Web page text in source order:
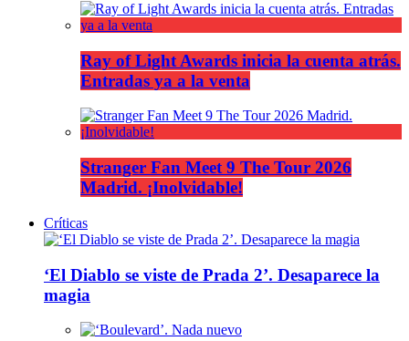
Ray of Light Awards inicia la cuenta atrás.
Entradas ya a la venta
Stranger Fan Meet 9 The Tour 2026
Madrid. ¡Inolvidable!
Críticas
‘El Diablo se viste de Prada 2’. Desaparece la
magia